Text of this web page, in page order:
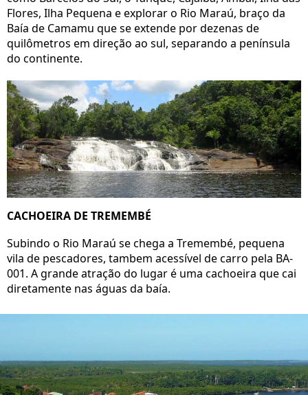
Flores, Ilha Pequena e explorar o Rio Maraú, braço da
Baía de Camamu que se extende por dezenas de
quilômetros em direção ao sul, separando a península
do continente.
CACHOEIRA DE TREMEMBÉ
Subindo o Rio Maraú se chega a Tremembé, pequena
vila de pescadores, tambem acessível de carro pela BA-
001. A grande atração do lugar é uma cachoeira que cai
diretamente nas águas da baía.